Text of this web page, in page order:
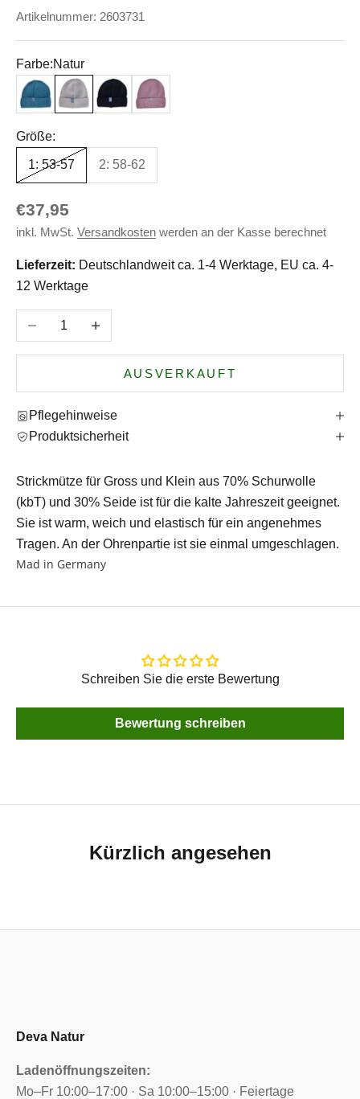
Artikelnummer: 2603731
Farbe:Natur
Jeans
Natur AnthrazitAlt Rose
Größe:
1: 53-57 2: 58-62
Angebot
€37,95
inkl. MwSt. Versandkosten werden an der Kasse berechnet
Lieferzeit: Deutschlandweit ca. 1-4 Werktage, EU ca. 4-
12 Werktage
Anzahl verringernAnzahl erhöhen
AUSVERKAUFT
Pflegehinweise
Produktsicherheit
Strickmütze für Gross und Klein aus 70% Schurwolle
(kbT) und 30% Seide ist für die kalte Jahreszeit geeignet.
Sie ist warm, weich und elastisch für ein angenehmes
Tragen. An der Ohrenpartie ist sie einmal umgeschlagen.
Mad in Germany
Schreiben Sie die erste Bewertung
Bewertung schreiben
Kürzlich angesehen
Deva Natur
Ladenöffnungszeiten:
Mo–Fr 10:00–17:00 · Sa 10:00–15:00 · Feiertage